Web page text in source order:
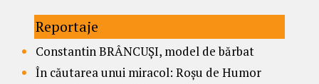
Reportaje
Constantin BRÂNCUȘI, model de bărbat
În căutarea unui miracol: Roșu de Humor